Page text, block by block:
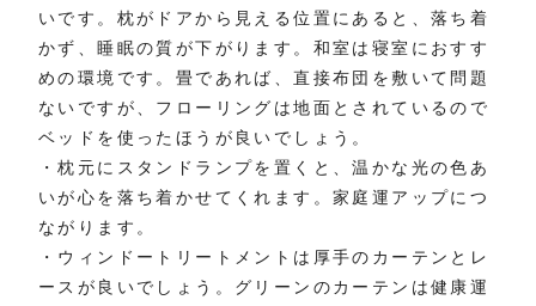
いです。枕がドアから見える位置にあると、落ち着
かず、睡眠の質が下がります。和室は寝室におすす
めの環境です。畳であれば、直接布団を敷いて問題
ないですが、フローリングは地面とされているので
ベッドを使ったほうが良いでしょう。
・枕元にスタンドランプを置くと、温かな光の色あ
いが心を落ち着かせてくれます。家庭運アップにつ
ながります。
・ウィンドートリートメントは厚手のカーテンとレ
ースが良いでしょう。グリーンのカーテンは健康運